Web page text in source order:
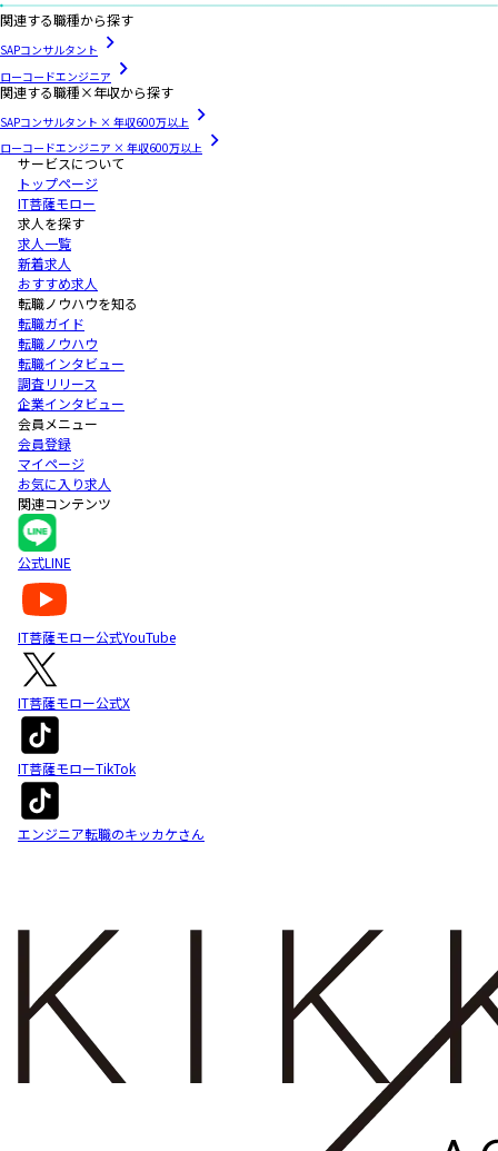
関連する職種から探す
SAPコンサルタント
ローコードエンジニア
関連する職種×年収から探す
SAPコンサルタント × 年収600万以上
ローコードエンジニア × 年収600万以上
サービスについて
トップページ
IT菩薩モロー
求人を探す
求人一覧
新着求人
おすすめ求人
転職ノウハウを知る
転職ガイド
転職ノウハウ
転職インタビュー
調査リリース
企業インタビュー
会員メニュー
会員登録
マイページ
お気に入り求人
関連コンテンツ
公式LINE
IT菩薩モロー公式YouTube
IT菩薩モロー公式X
IT菩薩モローTikTok
エンジニア転職のキッカケさん